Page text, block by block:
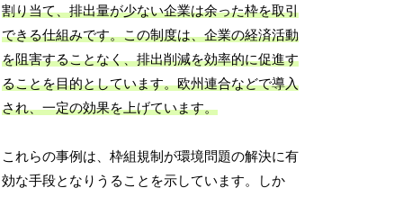
割り当て、排出量が少ない企業は余った枠を取引
できる仕組みです。この制度は、企業の経済活動
を阻害することなく、排出削減を効率的に促進す
ることを目的としています。欧州連合などで導入
され、一定の効果を上げています。
これらの事例は、枠組規制が環境問題の解決に有
効な手段となりうることを示しています。しか